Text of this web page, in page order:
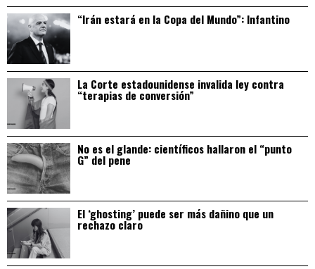
“Irán estará en la Copa del Mundo”: Infantino
La Corte estadounidense invalida ley contra
“terapias de conversión”
No es el glande: científicos hallaron el “punto
G” del pene
El ‘ghosting’ puede ser más dañino que un
rechazo claro